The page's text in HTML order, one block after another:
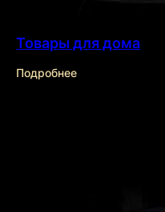
Товары для дома
Подробнее